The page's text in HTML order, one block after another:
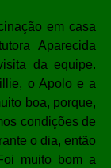
em casa
Aparecida
da equipe.
o Apolo e a
boa, porque,
condições de
o dia, então
muito bom a